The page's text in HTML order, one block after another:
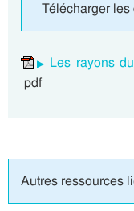
Télécharger les
Les rayons
pdf
Autres ressources